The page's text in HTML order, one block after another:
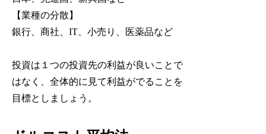
【業種の分散】
銀行、商社、IT、小売り、医薬品など
投資は１つの投資先の利益が良いことで
はなく、全体的に見て利益がでることを
目標としましょう。